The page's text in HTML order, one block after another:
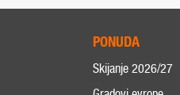
PONUDA
Skijanje 2026/27